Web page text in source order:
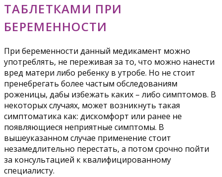
ТАБЛЕТКАМИ ПРИ
БЕРЕМЕННОСТИ
При беременности данный медикамент можно
употреблять, не переживая за то, что можно нанести
вред матери либо ребенку в утробе. Но не стоит
пренебрегать более частым обследованиям
роженицы, дабы избежать каких – либо симптомов. В
некоторых случаях, может возникнуть такая
симптоматика как: дискомфорт или ранее не
появляющиеся неприятные симптомы. В
вышеуказанном случае применение стоит
незамедлительно перестать, а потом срочно пойти
за консультацией к квалифицированному
специалисту.